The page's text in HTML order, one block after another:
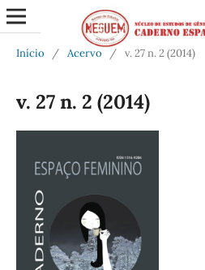
Início / Acervo / v. 27 n. 2 (2014)
v. 27 n. 2 (2014)